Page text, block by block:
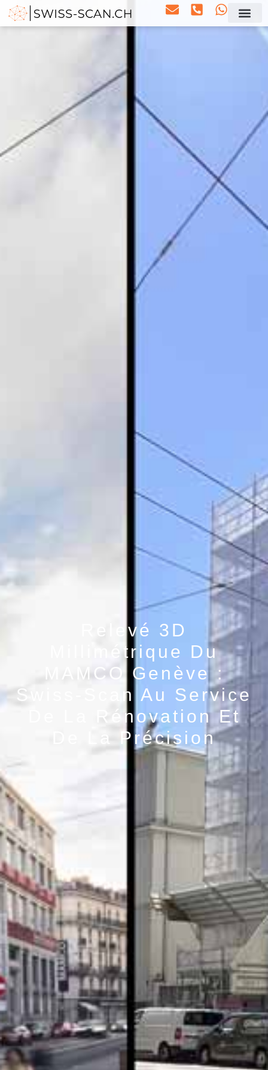
Relevé 3D
Millimétrique Du
MAMCO Genève :
Swiss-Scan Au Service
De La Rénovation Et
De La Précision